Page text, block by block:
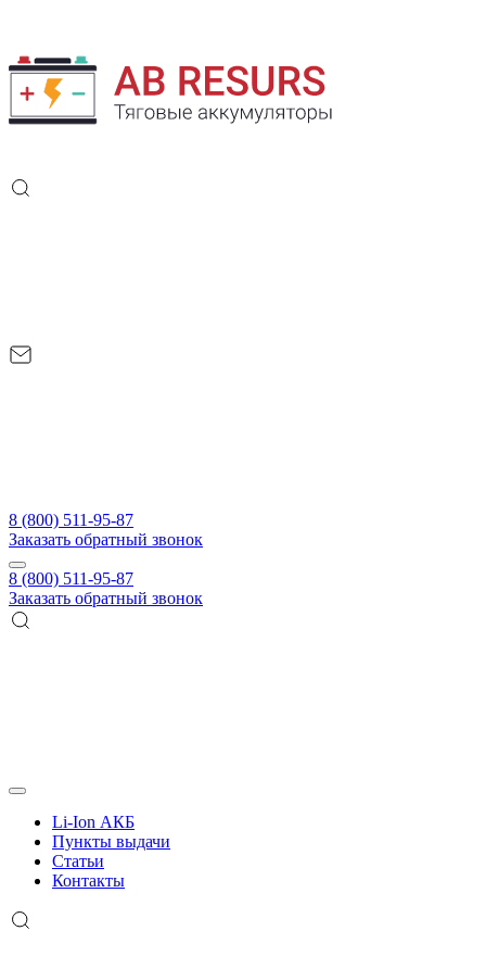
8 (800) 511-95-87
Заказать обратный звонок
8 (800) 511-95-87
Заказать обратный звонок
Li-Ion АКБ
Пункты выдачи
Статьи
Контакты